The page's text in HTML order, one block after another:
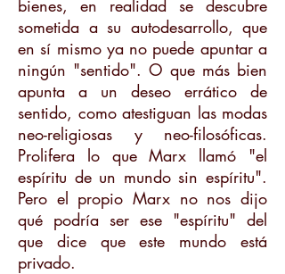
bienes, en realidad se descubre
sometida a su autodesarrollo, que
en sí mismo ya no puede apuntar a
ningún "sentido". O que más bien
apunta a un deseo errático de
sentido, como atestiguan las modas
neo-religiosas y neo-filosóficas.
Prolifera lo que Marx llamó "el
espíritu de un mundo sin espíritu".
Pero el propio Marx no nos dijo
qué podría ser ese "espíritu" del
que dice que este mundo está
privado.